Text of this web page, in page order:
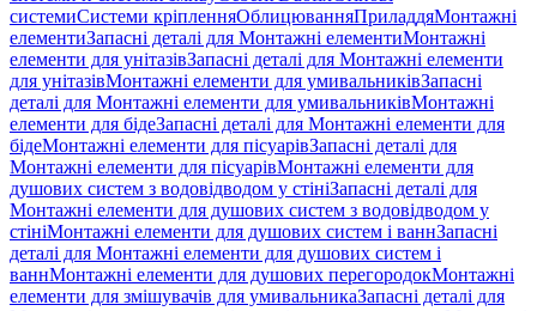
системиСистеми кріпленняОблицюванняПриладдяМонтажні
елементиЗапасні деталі для Монтажні елементиМонтажні
елементи для унітазівЗапасні деталі для Монтажні елементи
для унітазівМонтажні елементи для умивальниківЗапасні
деталі для Монтажні елементи для умивальниківМонтажні
елементи для бідеЗапасні деталі для Монтажні елементи для
бідеМонтажні елементи для пісуарівЗапасні деталі для
Монтажні елементи для пісуарівМонтажні елементи для
душових систем з водовідводом у стініЗапасні деталі для
Монтажні елементи для душових систем з водовідводом у
стініМонтажні елементи для душових систем і ваннЗапасні
деталі для Монтажні елементи для душових систем і
ваннМонтажні елементи для душових перегородокМонтажні
елементи для змішувачів для умивальникаЗапасні деталі для